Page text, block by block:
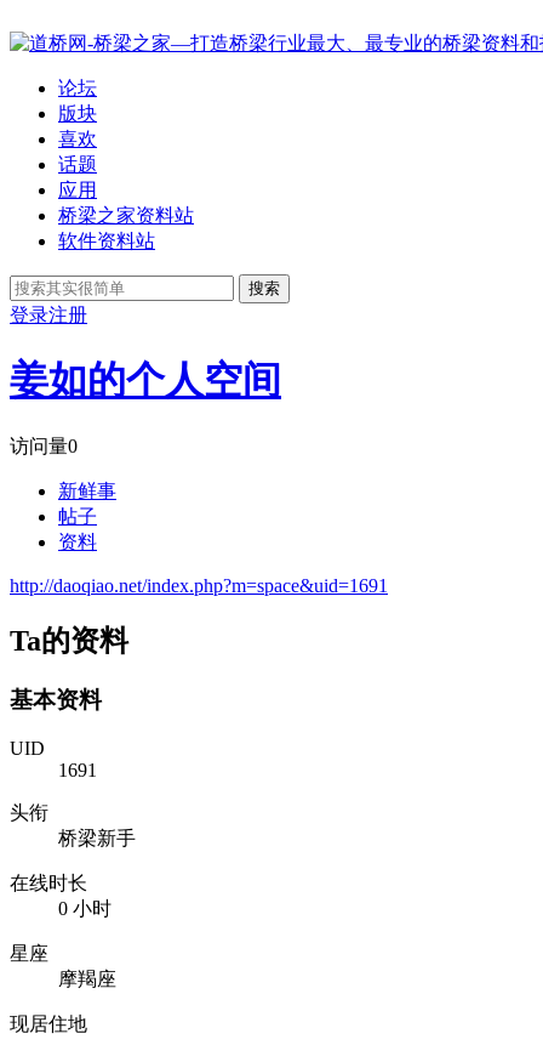
论坛
版块
喜欢
话题
应用
桥梁之家资料站
软件资料站
搜索
登录注册
姜如的个人空间
访问量0
新鲜事
帖子
资料
http://daoqiao.net/index.php?m=space&uid=1691
Ta的资料
基本资料
UID
1691
头衔
桥梁新手
在线时长
0 小时
星座
摩羯座
现居住地